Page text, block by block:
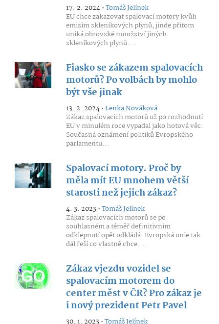
17. 2. 2024 •Tomáš Jelínek
EU chce zakazovat spalovací motory kvůli
emisím skleníkových plynů, jinde přitom
uniká obrovské množství jiných
skleníkových plynů....
Fiasko se zákazem spalovacích
motorů? Po volbách by mohlo
být vše jinak
13. 2. 2024 •Lenka Nováková
Zákaz spalovacích motorů už po rozhodnutí
EU v minulém roce vypadal jako hotová věc.
Současná oznámení politiků Evropského
parlamentu...
Spalovací motory. Proč by
měla mít EU mnohem větší
starosti než jejich zákaz?
4. 3. 2023 •Tomáš Jelínek
Zákaz spalovacích motorů se po
souhlasném a téměř definitivním
odklepnutí opět odkládá. Evropská unie tak
dál řeší co vlastně chce....
Zákaz vjezdu vozidel se
spalovacím motorem do
center měst v ČR? Pro zákaz je
i nový prezident Petr Pavel
30. 1. 2023 •Tomáš Jelínek